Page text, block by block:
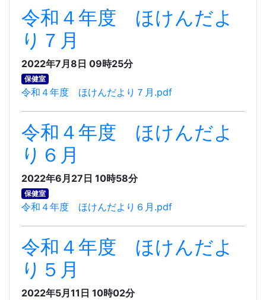
令和４年度 ほけんだよ
り７月
2022年7月8日 09時25分
保健室
令和４年度 ほけんだより７月.pdf
令和４年度 ほけんだよ
り６月
2022年6月27日 10時58分
保健室
令和４年度 ほけんだより６月.pdf
令和４年度 ほけんだよ
り５月
2022年5月11日 10時02分